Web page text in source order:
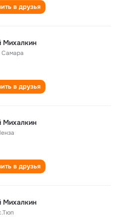
в друзья
Михалкин
Самара
в друзья
Михалкин
в друзья
Михалкин